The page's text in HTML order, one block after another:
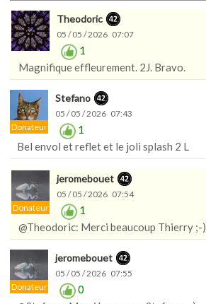
Theodoric
05 / 05 / 2026 07:07
1
Magnifique effleurement. 2J. Bravo.
Donateur
Stefano
05 / 05 / 2026 07:43
1
Bel envol et reflet et le joli splash 2 L
Donateur
jeromebouet
05 / 05 / 2026 07:54
1
@Theodoric: Merci beaucoup Thierry ;-)
Donateur
jeromebouet
05 / 05 / 2026 07:55
0